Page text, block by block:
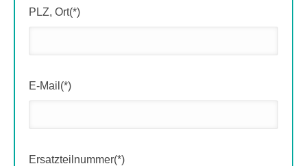
PLZ, Ort(*)
E-Mail(*)
Ersatzteilnummer(*)